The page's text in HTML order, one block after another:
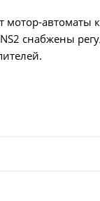
мотор-автоматы
снабжены